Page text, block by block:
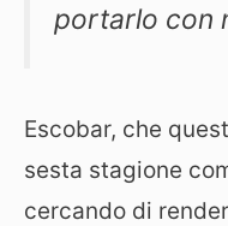
portarlo con
Escobar, che
sesta stagione
cercando di